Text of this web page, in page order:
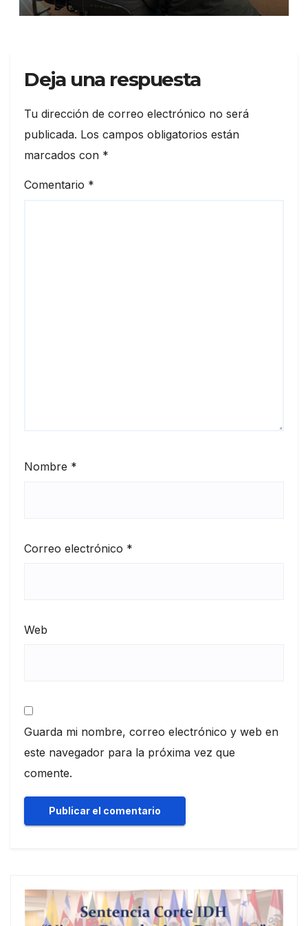
Deja una respuesta
Tu dirección de correo electrónico no será
publicada. Los campos obligatorios están
marcados con *
Comentario *
Nombre *
Correo electrónico *
Web
Guarda mi nombre, correo electrónico y web en
este navegador para la próxima vez que
comente.